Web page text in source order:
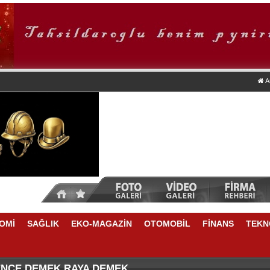
SAĞLIK EKO-MAGAZİN OTOMOBİL FİNANS
BÜYÜME İÇİN REKABETÇİLİĞİ ARTIRACAK
DURKUN'DAN YENİ DÖNEME İLİŞKİN ÖNEMLİ